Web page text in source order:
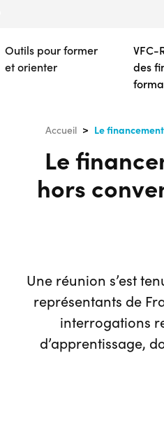
Outils pour former
et orienter
VFC-
des
Accueil Le
Le
hors
Une réunion s’est
représentants de
interrogations
d’apprentissage,